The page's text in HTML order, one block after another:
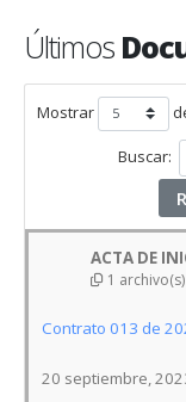
Últimos
Mostrar
Buscar:
ACTA DE
1 archivo(s)
Contrato 013 de
20 septiembre,